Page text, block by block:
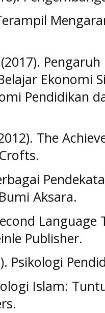
Ekonomi
Pendidikan
The
Aksara.
Publisher.
Psikologi
Islam: